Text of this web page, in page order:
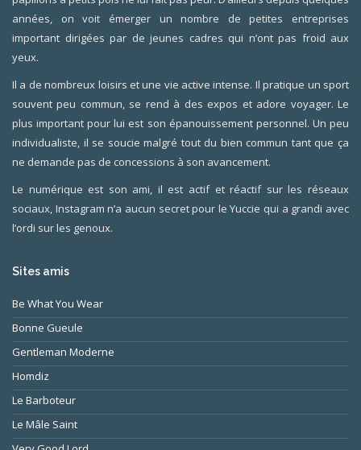
années, on voit émerger un nombre de petites entreprises
important dirigées par de jeunes cadres qui n’ont pas froid aux
yeux.
Il a de nombreux loisirs et une vie active intense. Il pratique un sport
souvent peu commun, se rend à des expos et adore voyager. Le
plus important pour lui est son épanouissement personnel. Un peu
individualiste, il se soucie malgré tout du bien commun tant que ça
ne demande pas de concessions à son avancement.
Le numérique est son ami, il est actif et réactif sur les réseaux
sociaux, Instagram n’a aucun secret pour le Yuccie qui a grandi avec
l’ordi sur les genoux.
Sites amis
Be What You Wear
Bonne Gueule
Gentleman Moderne
Homdiz
Le Barboteur
Le Mâle Saint